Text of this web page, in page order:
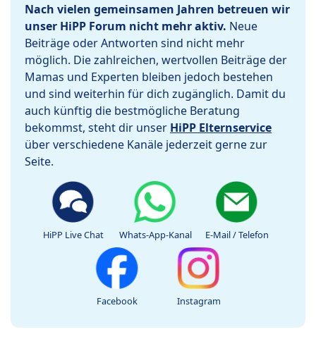
Nach vielen gemeinsamen Jahren betreuen wir
unser HiPP Forum nicht mehr aktiv. Neue
Beiträge oder Antworten sind nicht mehr
möglich. Die zahlreichen, wertvollen Beiträge der
Mamas und Experten bleiben jedoch bestehen
und sind weiterhin für dich zugänglich. Damit du
auch künftig die bestmögliche Beratung
bekommst, steht dir unser HiPP Elternservice
über verschiedene Kanäle jederzeit gerne zur
Seite.
HiPP Live Chat Whats-App-Kanal E-Mail / Telefon
Facebook Instagram